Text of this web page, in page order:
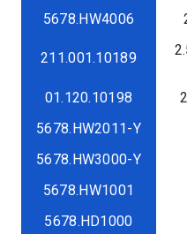
5678.HW4006
211.001.10189
01.120.10198
5678.HW2011-Y
5678.HW3000-Y
5678.HW1001
5678.HD1000